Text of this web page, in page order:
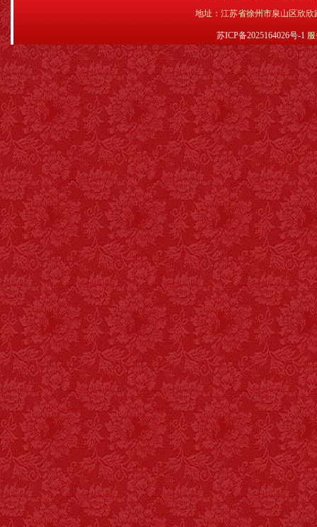
地址：江苏省徐州市泉山区欣欣
苏ICP备2025164026号-1